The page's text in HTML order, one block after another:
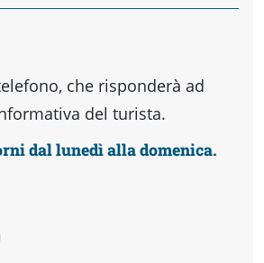
che risponderà ad
del turista.
dal lunedì alla domenica.